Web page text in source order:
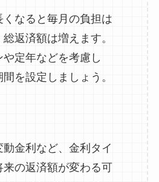
なると毎月の負担は
返済額は増えます。
や定年などを考慮し
を設定しましょう。
動金利など、金利タイ
来の返済額が変わる可